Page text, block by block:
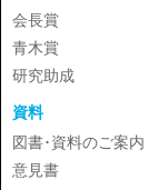
会長賞
青木賞
研究助成
資料
図書･資料のご案内
意見書